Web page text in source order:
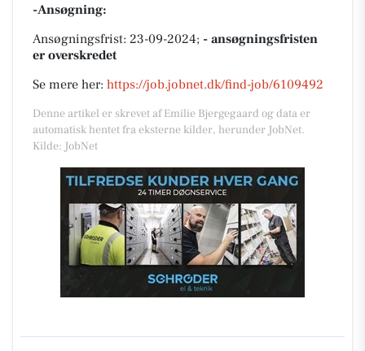
-Ansøgning:
Ansøgningsfrist: 23-09-2024; - ansøgningsfristen
er overskredet
Se mere her: https://job.jobnet.dk/find-job/6109492
Denne artikel er skrevet af Emilie Bjergegaard og data er
automatisk hentet fra eksterne kilder, herunder JobNet.
Kilde: JobNet